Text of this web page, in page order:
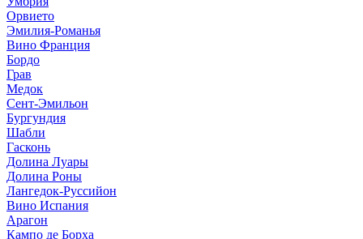
Орвието
Эмилия-Романья
Вино Франция
Бордо
Грав
Медок
Сент-Эмильон
Бургундия
Шабли
Гасконь
Долина Луары
Долина Роны
Лангедок-Руссийон
Вино Испания
Арагон
Кампо де Борха